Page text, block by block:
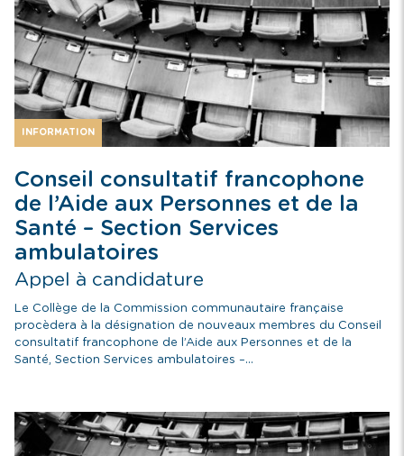
INFORMATION
Conseil consultatif francophone
de l’Aide aux Personnes et de la
Santé – Section Services
ambulatoires
Appel à candidature
Le Collège de la Commission communautaire française
procèdera à la désignation de nouveaux membres du Conseil
consultatif francophone de l’Aide aux Personnes et de la
Santé, Section Services ambulatoires –...